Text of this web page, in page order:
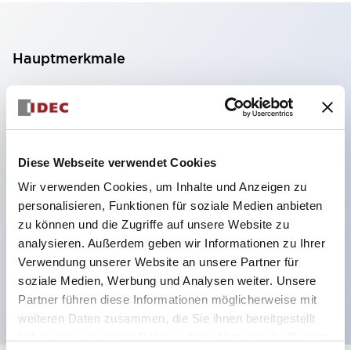
Diese Webseite verwendet Cookies
Wir verwenden Cookies, um Inhalte und Anzeigen zu
personalisieren, Funktionen für soziale Medien anbieten
zu können und die Zugriffe auf unsere Website zu
analysieren. Außerdem geben wir Informationen zu Ihrer
Verwendung unserer Website an unsere Partner für
soziale Medien, Werbung und Analysen weiter. Unsere
Partner führen diese Informationen möglicherweise mit
weiteren Daten zusammen, die Sie ihnen bereitgestellt
Hauptmerkmale
2-Kontakt-Block mit 2 Stufen, ermöglicht eine 4-
Kontakt-Konfiguration (Gewährleistung der
Paneltiefe 39,9 mm (※ 11-stufiger Kontaktblock),
59,9 mm (※ 22-stufiger Kontaktblock).
Platzsparendes Design möglich.
Sicherheitsstruktur der 3. Generation: 2-Aktions-
Freisetzung, integrierter Schutz, IP20-
Fingerschutzstruktur